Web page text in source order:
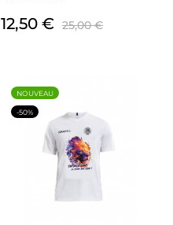
Prix
12,50 € Prix
25,00 €
NOUVEAU
-50%